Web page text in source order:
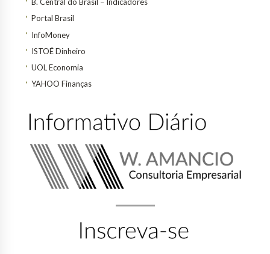
Portal Brasil
InfoMoney
ISTOÉ Dinheiro
UOL Economia
YAHOO Finanças